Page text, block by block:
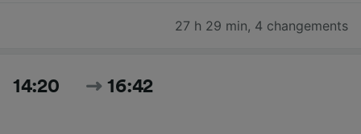
27 h 29 min, 4 changements
14:20 16:42